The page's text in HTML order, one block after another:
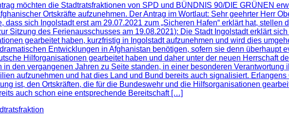
möchten die Stadtratsfraktionen von SPD und BÜNDNIS 90/DIE GRÜNEN
Ortskräfte aufzunehmen. Der Antrag im Wortlaut: Sehr geehrter Herr
dass sich Ingolstadt erst am 29.07.2021 zum „Sicheren Hafen“ erklärt hat,
Sitzung des Ferienausschusses am 19.08.2021): Die Stadt Ingolstadt erklärt
gearbeitet haben, kurzfristig in Ingolstadt aufzunehmen und wird dies
Entwicklungen in Afghanistan benötigen, sofern sie denn überhaupt
Hilforganisationen gearbeitet haben und daher unter der neuen Herrschaft
den vergangenen Jahren zu Seite standen, in einer besonderen
aufzunehmen und hat dies Land und Bund bereits auch signalisiert.
ist, den Ortskräften, die für die Bundeswehr und die Hilfsorganisationen
auch schon eine entsprechende Bereitschaft […]